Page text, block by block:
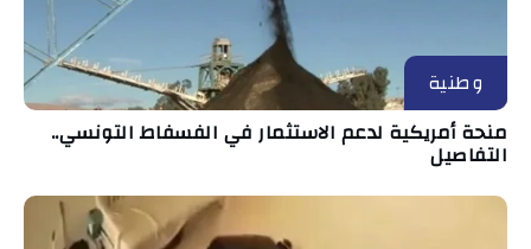
وطنية
منحة أمريكية لدعم الاستثمار في الفسفاط التونسي..
التفاصيل